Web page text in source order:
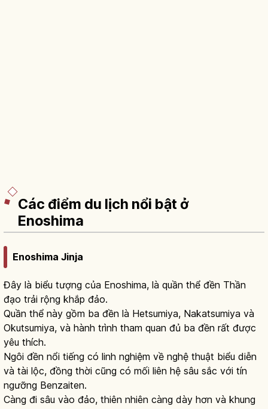
Các điểm du lịch nổi bật ở
Enoshima
Enoshima Jinja
Đây là biểu tượng của Enoshima, là quần thể đền Thần
đạo trải rộng khắp đảo.
Quần thể này gồm ba đền là Hetsumiya, Nakatsumiya và
Okutsumiya, và hành trình tham quan đủ ba đền rất được
yêu thích.
Ngôi đền nổi tiếng có linh nghiệm về nghệ thuật biểu diễn
và tài lộc, đồng thời cũng có mối liên hệ sâu sắc với tín
ngưỡng Benzaiten.
Càng đi sâu vào đảo, thiên nhiên càng dày hơn và khung